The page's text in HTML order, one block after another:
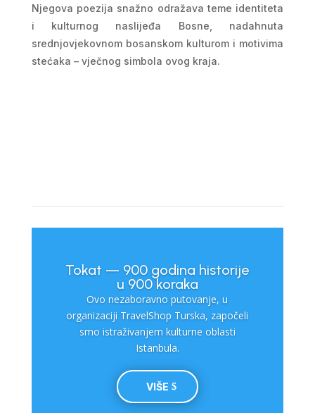
Njegova poezija snažno odražava teme identiteta
i kulturnog naslijeđa Bosne, nadahnuta
srednjovjekovnom bosanskom kulturom i motivima
stećaka – vječnog simbola ovog kraja.
Tokat — 900 godina historije
u 900 koraka
Ovo nezaboravno putovanje, u
organizaciji TravelShop Turska, započeli
smo istraživanjem kulturne oblasti
Istanbula.
VIŠE